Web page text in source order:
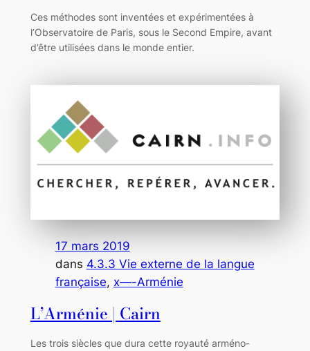
Ces méthodes sont inventées et expérimentées à
l’Observatoire de Paris, sous le Second Empire, avant
d’être utilisées dans le monde entier.
17 mars 2019
dans 4.3.3 Vie externe de la langue
française, x—-Arménie
L’Arménie | Cairn
Les trois siècles que dura cette royauté arméno-